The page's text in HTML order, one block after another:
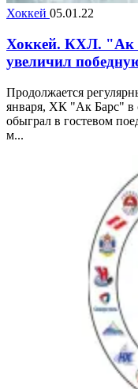
Хоккей 05.01.22
Хоккей. КХЛ. "Ак
увеличил
Продолжается
января, ХК "Ак Барс" в
обыграл в гостевом
м...